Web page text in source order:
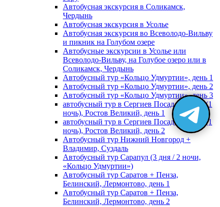
Автобусная экскурсия в Соликамск,
Чердынь
Автобусная экскурсия в Усолье
Автобусная экскурсия во Всеволодо-Вильву
и пикник на Голубом озере
Автобусные экскурсии в Усолье или
Всеволодо-Вильву, на Голубое озеро или в
Соликамск, Чердынь
Автобусный тур «Кольцо Удмуртии», день 1
Автобусный тур «Кольцо Удмуртии», день 2
Автобусный тур «Кольцо Удмуртии», день 3
автобусный тур в Сергиев Посад, Москву (1
ночь), Ростов Великий, день 1
автобусный тур в Сергиев Посад, Москву (1
ночь), Ростов Великий, день 2
Автобусный тур Нижний Новгород +
Владимир, Суздаль
Автобусный тур Сарапул (3 дня / 2 ночи,
«Кольцо Удмуртии»)
Автобусный тур Саратов + Пенза,
Белинский, Лермонтово, день 1
Автобусный тур Саратов + Пенза,
Белинский, Лермонтово, день 2